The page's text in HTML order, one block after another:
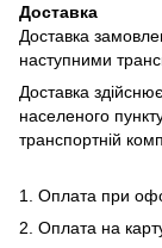
Доставка
Доставка
наступними
Доставка
населеного
транспортній
1. Оплата при
2. Оплата на